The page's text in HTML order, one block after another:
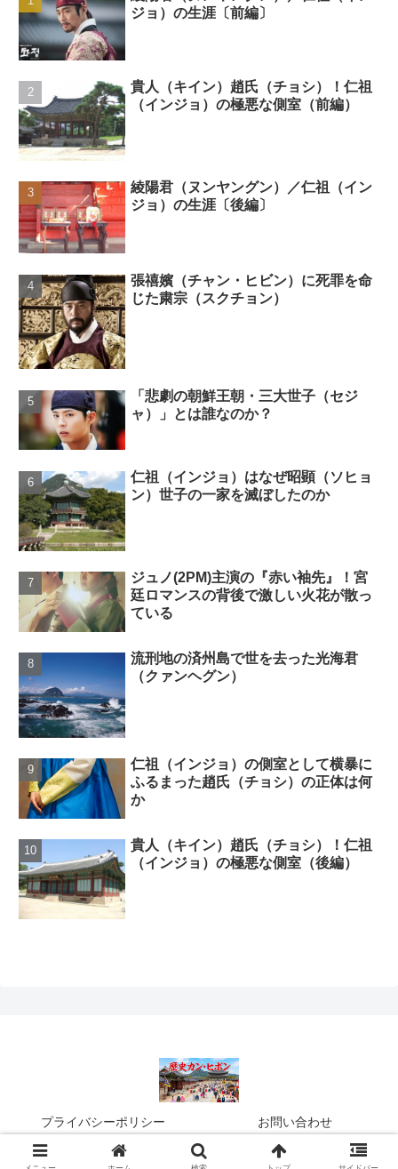
ジョ）の生涯〔前編〕
貴人（キイン）趙氏（チョシ）！仁祖
（インジョ）の極悪な側室（前編）
綾陽君（ヌンヤングン）／仁祖（イン
ジョ）の生涯〔後編〕
張禧嬪（チャン・ヒビン）に死罪を命
じた粛宗（スクチョン）
「悲劇の朝鮮王朝・三大世子（セジ
ャ）」とは誰なのか？
仁祖（インジョ）はなぜ昭顕（ソヒョ
ン）世子の一家を滅ぼしたのか
ジュノ(2PM)主演の『赤い袖先』！宮
廷ロマンスの背後で激しい火花が散っ
ている
流刑地の済州島で世を去った光海君
（クァンヘグン）
仁祖（インジョ）の側室として横暴に
ふるまった趙氏（チョシ）の正体は何
か
貴人（キイン）趙氏（チョシ）！仁祖
（インジョ）の極悪な側室（後編）
プライバシーポリシー お問い合わせ
© 2016 歴史カン・ヒボン.